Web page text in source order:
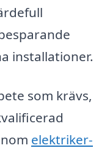
installationer.
som krävs,
elektriker-